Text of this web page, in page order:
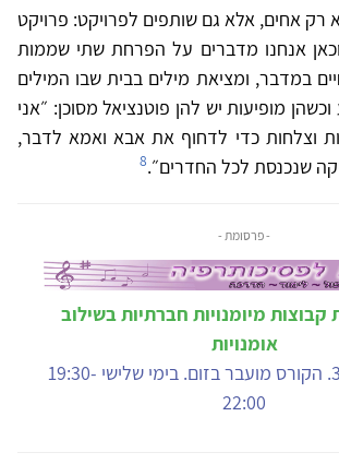
רק אחים, אלא גם שותפים לפרויקט: פרויקט
אנחנו מדברים על הפרחת שתי שממות
במדבר, ומציאת מילים בבית שבו המילים
מופיעות יש להן פוטנציאל מסוכן: ״אני
וצלחות כדי לדחוף את אבא ואמא לדבר,
שנכנסת לכל החדרים״.8
- פרסומת -
קבוצות מיומנויות חברתיות בשילוב
אומנויות
פתיחה 3.11.26. הקורס מועבר בזום. בימי שלישי 19:30-
22:00